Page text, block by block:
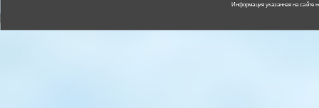
Информация указанная на сайте